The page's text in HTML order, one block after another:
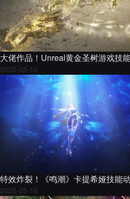
大佬作品！Unreal黄金圣树游戏技
2025-05-16
特效炸裂！《鸣潮》卡提希娅技能
2025-05-16